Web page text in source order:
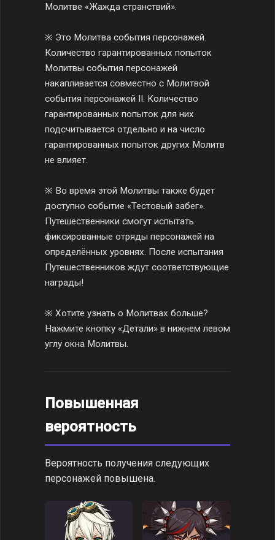
Молитве «Жажда странствий».
※ Это Молитва события персонажей.
Количество гарантированных попыток
Молитвы события персонажей
накапливается совместно с Молитвой
события персонажей II. Количество
гарантированных попыток для них
подсчитывается отдельно и на число
гарантированных попыток других Молитв
не влияет.
※ Во время этой Молитвы также будет
доступно событие «Тестовый забег».
Путешественники смогут испытать
фиксированные отряды персонажей на
определённых уровнях. После испытания
Путешественников ждут соответствующие
награды!
※ Хотите узнать о Молитвах больше?
Нажмите кнопку «Детали» в нижнем левом
углу окна Молитвы.
Повышенная
вероятность
Вероятность получения следующих
персонажей повышена.